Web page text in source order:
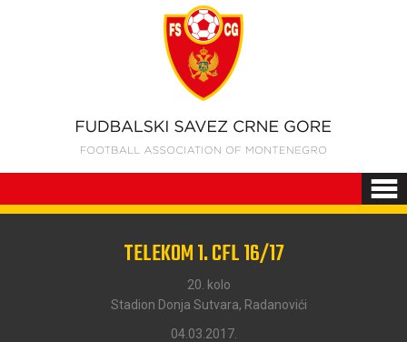
TELEKOM 1. CFL 16/17
20. kolo
Stadion Donja Sutvara, Radanovići
04.03.2017.